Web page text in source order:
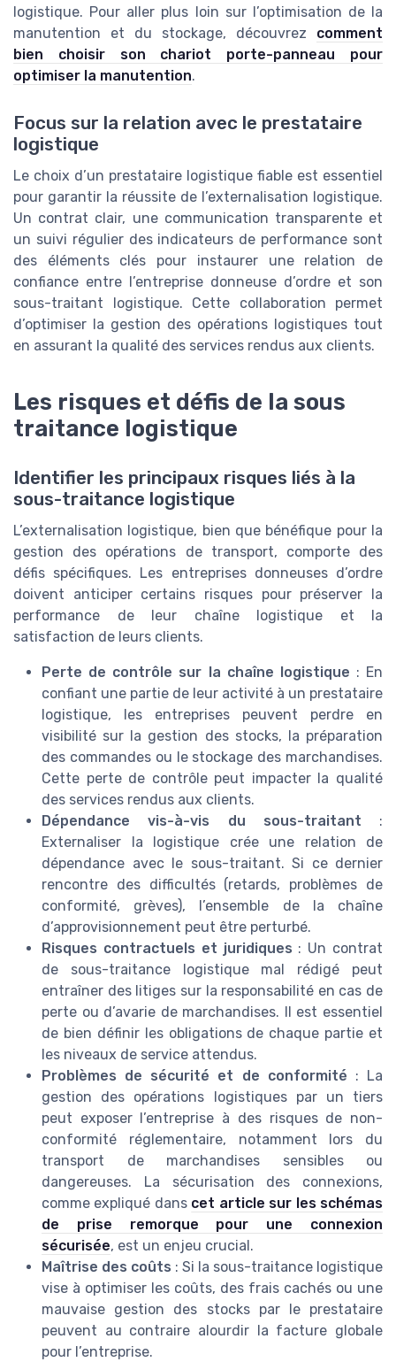
logistique. Pour aller plus loin sur l’optimisation de la
manutention et du stockage, découvrez comment
bien choisir son chariot porte-panneau pour
optimiser la manutention.
Focus sur la relation avec le prestataire
logistique
Le choix d’un prestataire logistique fiable est essentiel
pour garantir la réussite de l’externalisation logistique.
Un contrat clair, une communication transparente et
un suivi régulier des indicateurs de performance sont
des éléments clés pour instaurer une relation de
confiance entre l’entreprise donneuse d’ordre et son
sous-traitant logistique. Cette collaboration permet
d’optimiser la gestion des opérations logistiques tout
en assurant la qualité des services rendus aux clients.
Les risques et défis de la sous
traitance logistique
Identifier les principaux risques liés à la
sous-traitance logistique
L’externalisation logistique, bien que bénéfique pour la
gestion des opérations de transport, comporte des
défis spécifiques. Les entreprises donneuses d’ordre
doivent anticiper certains risques pour préserver la
performance de leur chaîne logistique et la
satisfaction de leurs clients.
Perte de contrôle sur la chaîne logistique : En
confiant une partie de leur activité à un prestataire
logistique, les entreprises peuvent perdre en
visibilité sur la gestion des stocks, la préparation
des commandes ou le stockage des marchandises.
Cette perte de contrôle peut impacter la qualité
des services rendus aux clients.
Dépendance vis-à-vis du sous-traitant :
Externaliser la logistique crée une relation de
dépendance avec le sous-traitant. Si ce dernier
rencontre des difficultés (retards, problèmes de
conformité, grèves), l’ensemble de la chaîne
d’approvisionnement peut être perturbé.
Risques contractuels et juridiques : Un contrat
de sous-traitance logistique mal rédigé peut
entraîner des litiges sur la responsabilité en cas de
perte ou d’avarie de marchandises. Il est essentiel
de bien définir les obligations de chaque partie et
les niveaux de service attendus.
Problèmes de sécurité et de conformité : La
gestion des opérations logistiques par un tiers
peut exposer l’entreprise à des risques de non-
conformité réglementaire, notamment lors du
transport de marchandises sensibles ou
dangereuses. La sécurisation des connexions,
comme expliqué dans cet article sur les schémas
de prise remorque pour une connexion
sécurisée, est un enjeu crucial.
Maîtrise des coûts : Si la sous-traitance logistique
vise à optimiser les coûts, des frais cachés ou une
mauvaise gestion des stocks par le prestataire
peuvent au contraire alourdir la facture globale
pour l’entreprise.